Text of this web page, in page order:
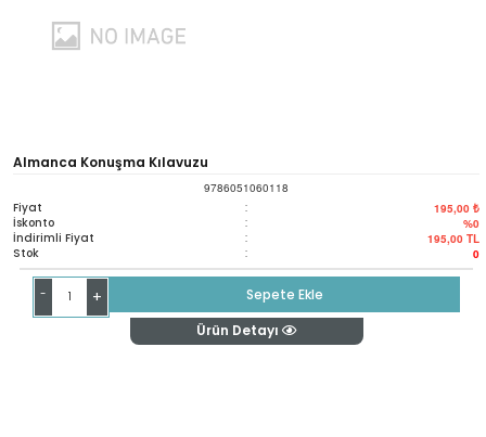
Almanca Konuşma Kılavuzu
9786051060118
Fiyat : 195,00 ₺
İskonto : %0
İndirimli Fiyat : 195,00 TL
Stok : 0
- +
Sepete Ekle
Ürün Detayı